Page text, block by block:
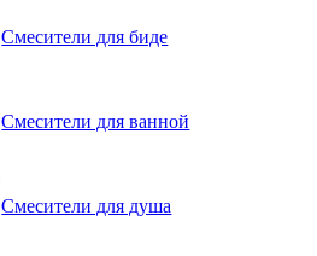
Смесители для биде
Смесители для ванной
Смесители для душа